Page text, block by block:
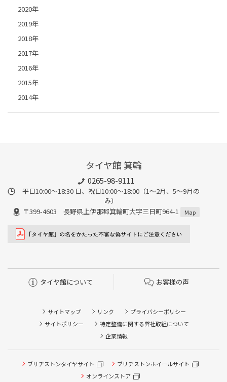
2020年
2019年
2018年
2017年
2016年
2015年
2014年
タイヤ館 箕輪
0265-98-9111
平日10:00～18:30 日、祝日10:00～18:00（1～2月、5～9月の
み）
〒399-4603 長野県上伊那郡箕輪町大字三日町964-1
Map
タイヤ館について お客様の声
サイトマップ リンク
プライバシーポリシー
サイトポリシー
特定整備に関する弊社取組について
企業情報
ブリヂストンタイヤサイト
ブリヂストンホイールサイト
オンラインストア